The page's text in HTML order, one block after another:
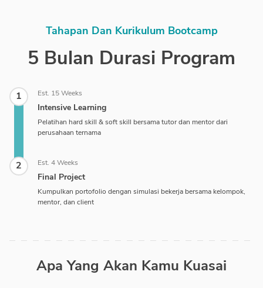
Tahapan Dan Kurikulum Bootcamp
5 Bulan Durasi Program
1 Est. 15 Weeks
Intensive Learning
Pelatihan hard skill & soft skill bersama tutor dan mentor dari
perusahaan ternama
2 Est. 4 Weeks
Final Project
Kumpulkan portofolio dengan simulasi bekerja bersama kelompok,
mentor, dan client
Apa Yang Akan Kamu Kuasai